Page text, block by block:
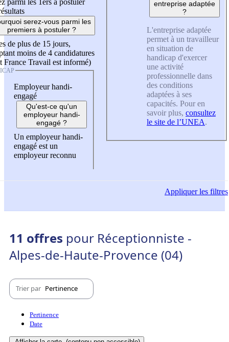
serez-vous parmi les
premiers à postuler ?
de plus de 15 jours,
moins de 4 candidatures
France Travail est informé)
Employeur handi-
engagé
Qu'est-ce qu'un
employeur handi-
engagé ?
Un employeur handi-
engagé est un
employeur reconnu
entreprise adaptée
?
L'entreprise adaptée
permet à un travailleur
en situation de
handicap d'exercer
une activité
professionnelle dans
des conditions
adaptées à ses
capacités. Pour en
savoir plus, consultez
le site de l’UNEA.
Appliquerles filtres
11 offres pour Réceptionniste -
Alpes-de-Haute-Provence (04)
Trier par Pertinence
Pertinence
Date